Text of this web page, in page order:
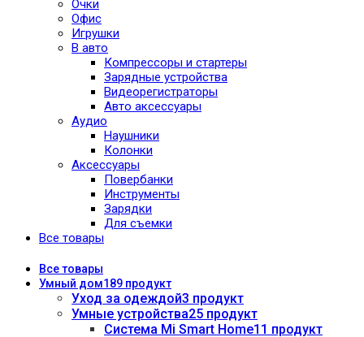
Очки
Офис
Игрушки
В авто
Компрессоры и стартеры
Зарядные устройства
Видеорегистраторы
Авто аксессуары
Аудио
Наушники
Колонки
Аксессуары
Повербанки
Инструменты
Зарядки
Для съемки
Все товары
Всетовары
Умный дом189 продукт
Уход за одеждой3 продукт
Умные устройства25 продукт
Система Mi Smart Home11 продукт